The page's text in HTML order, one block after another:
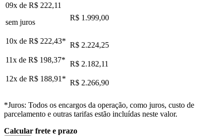
09x de R$ 222,11
sem juros
R$ 1.999,00
10x de R$ 222,43* R$ 2.224,25
11x de R$ 198,37* R$ 2.182,11
12x de R$ 188,91 * R$ 2.266,90
*Juros: Todos os encargos da operação, como juros, custo de
parcelamento e outras tarifas estão incluídas neste valor.
Calcular frete e prazo